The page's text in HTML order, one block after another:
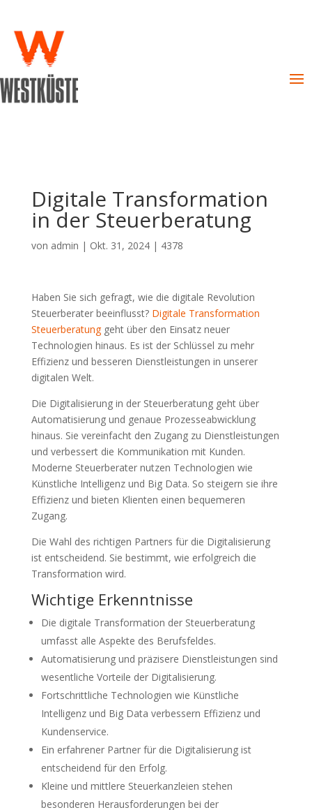
Digitale Transformation
in der Steuerberatung
von admin | Okt. 31, 2024| 4378
Haben Sie sich gefragt, wie die digitale Revolution
Steuerberater beeinflusst? Digitale Transformation
Steuerberatunggeht über den Einsatz neuer
Technologien hinaus. Es ist der Schlüssel zu mehr
Effizienz und besseren Dienstleistungen in unserer
digitalen Welt.
Die Digitalisierung in der Steuerberatung geht über
Automatisierung und genaue Prozesseabwicklung
hinaus. Sie vereinfacht den Zugang zu Dienstleistungen
und verbessert die Kommunikation mit Kunden.
Moderne Steuerberater nutzen Technologien wie
Künstliche Intelligenz und Big Data. So steigern sie ihre
Effizienz und bieten Klienten einen bequemeren
Zugang.
Die Wahl des richtigen Partners für die Digitalisierung
ist entscheidend. Sie bestimmt, wie erfolgreich die
Transformation wird.
Wichtige Erkenntnisse
Die digitale Transformation der Steuerberatung
umfasst alle Aspekte des Berufsfeldes.
Automatisierung und präzisere Dienstleistungen sind
wesentliche Vorteile der Digitalisierung.
Fortschrittliche Technologien wie Künstliche
Intelligenz und Big Data verbessern Effizienz und
Kundenservice.
Ein erfahrener Partner für die Digitalisierung ist
entscheidend für den Erfolg.
Kleine und mittlere Steuerkanzleien stehen
besonderen Herausforderungen bei der